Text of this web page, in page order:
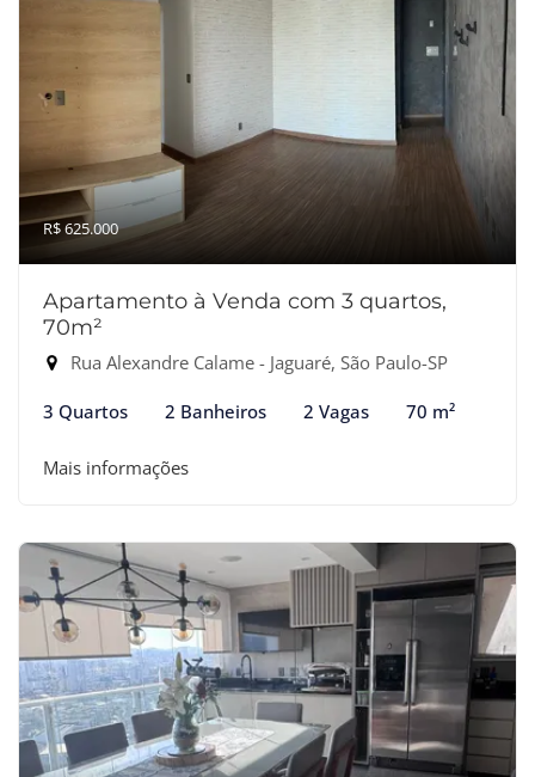
R$ 625.000
Apartamento à Venda com 3 quartos,
70m²
Rua Alexandre Calame - Jaguaré, São Paulo-SP
3 Quartos 2 Banheiros 2 Vagas 70 m²
Mais informações